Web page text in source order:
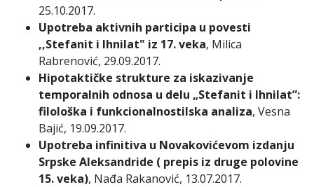
25.10.2017.
Upotreba aktivnih participa u povesti
,,Stefanit i Ihnilat" iz 17. veka, Milica
Rabrenović, 29.09.2017.
Hipotaktičke strukture za iskazivanje
temporalnih odnosa u delu „Stefanit i Ihnilat”:
filološka i funkcionalnostilska analiza, Vesna
Bajić, 19.09.2017.
Upotreba infinitiva u Novakovićevom izdanju
Srpske Aleksandride ( prepis iz druge polovine
15. veka), Nađa Rakanović, 13.07.2017.